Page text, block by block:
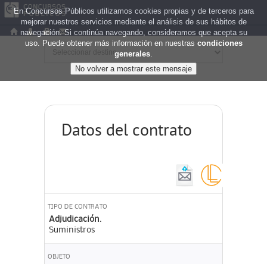
Datos del contrato
TIPO DE CONTRATO
Adjudicación.
Suministros
OBJETO
En Concursos Públicos utilizamos cookies propias y de terceros para
mejorar nuestros servicios mediante el análisis de sus hábitos de
navegación. Si continúa navegando, consideramos que acepta su
uso. Puede obtener más información en nuestras condiciones
generales.